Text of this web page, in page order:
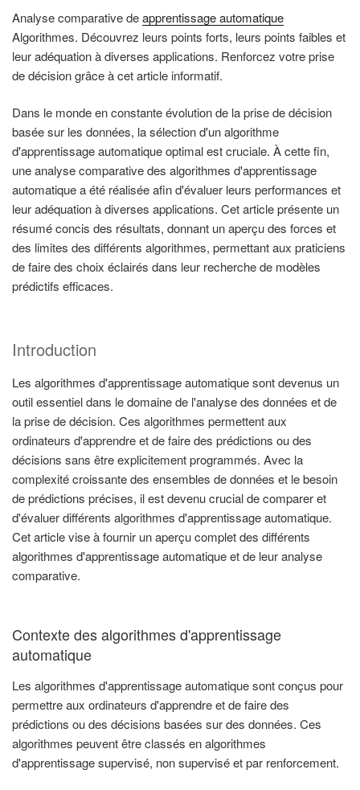
Analyse comparative deapprentissage automatique
Algorithmes. Découvrez leurs points forts, leurs points faibles et
leur adéquation à diverses applications. Renforcez votre prise
de décision grâce à cet article informatif.
Dans le monde en constante évolution de la prise de décision
basée sur les données, la sélection d'un algorithme
d'apprentissage automatique optimal est cruciale. À cette fin,
une analyse comparative des algorithmes d'apprentissage
automatique a été réalisée afin d'évaluer leurs performances et
leur adéquation à diverses applications. Cet article présente un
résumé concis des résultats, donnant un aperçu des forces et
des limites des différents algorithmes, permettant aux praticiens
de faire des choix éclairés dans leur recherche de modèles
prédictifs efficaces.
Introduction
Les algorithmes d'apprentissage automatique sont devenus un
outil essentiel dans le domaine de l'analyse des données et de
la prise de décision. Ces algorithmes permettent aux
ordinateurs d'apprendre et de faire des prédictions ou des
décisions sans être explicitement programmés. Avec la
complexité croissante des ensembles de données et le besoin
de prédictions précises, il est devenu crucial de comparer et
d'évaluer différents algorithmes d'apprentissage automatique.
Cet article vise à fournir un aperçu complet des différents
algorithmes d'apprentissage automatique et de leur analyse
comparative.
Contexte des algorithmes d'apprentissage
automatique
Les algorithmes d'apprentissage automatique sont conçus pour
permettre aux ordinateurs d'apprendre et de faire des
prédictions ou des décisions basées sur des données. Ces
algorithmes peuvent être classés en algorithmes
d'apprentissage supervisé, non supervisé et par renforcement.